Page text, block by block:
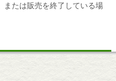
たは販売を終了している場